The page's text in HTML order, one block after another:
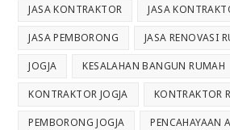
JASA KONTRAKTOR JASA
JASA PEMBORONG JASA RENOVASI
JOGJA KESALAHAN BANGUN RUMAH
KONTRAKTOR JOGJA KONTRAKTOR
PEMBORONG JOGJA PENCAHAYAAN